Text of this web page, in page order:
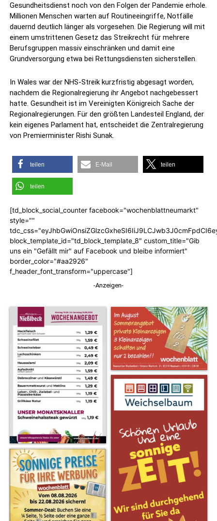
Gesundheitsdienst noch von den Folgen der Pandemie erhole.
Millionen Menschen warten auf Routineeingriffe, Notfälle
dauernd deutlich länger als vorgesehen. Die Regierung will mit
einem umstrittenen Gesetz das Streikrecht für mehrere
Berufsgruppen massiv einschränken und damit eine
Grundversorgung etwa bei Rettungsdiensten sicherstellen.
In Wales war der NHS-Streik kurzfristig abgesagt worden,
nachdem die Regionalregierung ihr Angebot nachgebessert
hatte. Gesundheit ist im Vereinigten Königreich Sache der
Regionalregierungen. Für den größten Landesteil England, der
kein eigenes Parlament hat, entscheidet die Zentralregierung
von Premierminister Rishi Sunak.
teilen E-Mail teilen
teilen
[td_block_social_counter facebook="wochenblattneumarkt"
style=""
block_template_id="td_block_template_8" custom_title="Gib
uns ein "Gefällt mir" auf Facebook und bleibe informiert"
border_color="#aa2926"
f_header_font_transform="uppercase"]
-Anzeigen-